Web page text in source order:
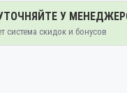
У
система скидок и бонусов